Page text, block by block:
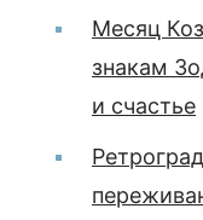
Месяц
знакам
и счастье